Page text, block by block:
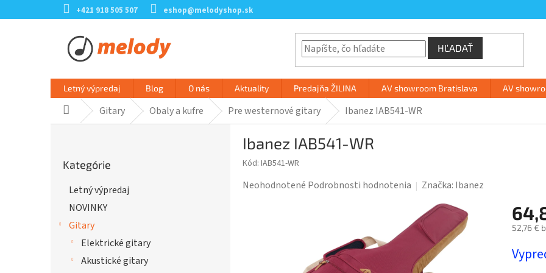
na
+421 918 505 507 eshop@melodyshop.sk
HĽADAŤ
Letný výpredaj Blog O nás Aktuality Predajňa ŽILINA AV showroom Bratislava AV
DomovGitary Obaly a kufre Pre westernové gitary Ibanez IAB541-WR
kategórie
Kategórie
Letný výpredaj
NOVINKY
Gitary
Elektrické gitary
Akustické gitary
Ibanez IAB541-WR
Kód: IAB541-WR
Priemerné
Neohodnotené Podrobnosti hodnotenia Značka: Ibanez
52,76 €
cena: